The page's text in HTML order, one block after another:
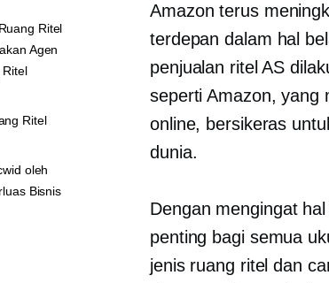
Amazon terus
terdepan dalam hal
penjualan ritel AS
seperti Amazon, yang
online, bersikeras
dunia.
Dengan mengingat
penting bagi semua
jenis ruang ritel dan
Ritel
Agen
Ritel
Ritel
oleh
Bisnis